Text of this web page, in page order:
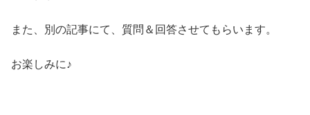
また、別の記事にて、質問＆回答させてもらいます。
お楽しみに♪